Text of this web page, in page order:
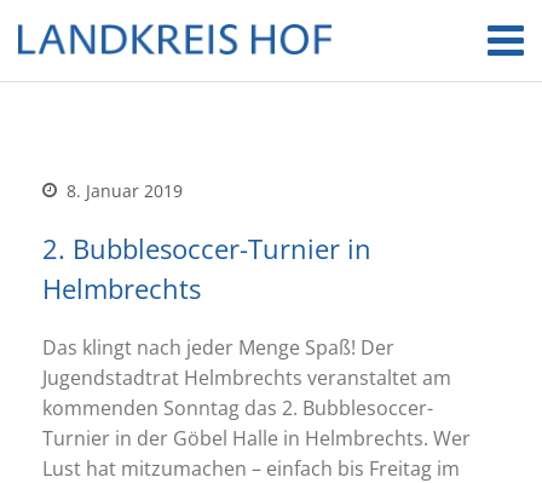
8. Januar 2019
2. Bubblesoccer-Turnier in
Helmbrechts
Das klingt nach jeder Menge Spaß! Der
Jugendstadtrat Helmbrechts veranstaltet am
kommenden Sonntag das 2. Bubblesoccer-
Turnier in der Göbel Halle in Helmbrechts. Wer
Lust hat mitzumachen – einfach bis Freitag im